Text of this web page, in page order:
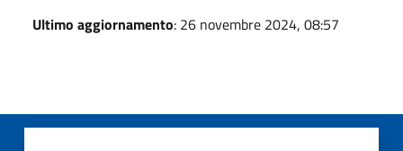
Ultimo aggiornamento: 26 novembre 2024, 08:57